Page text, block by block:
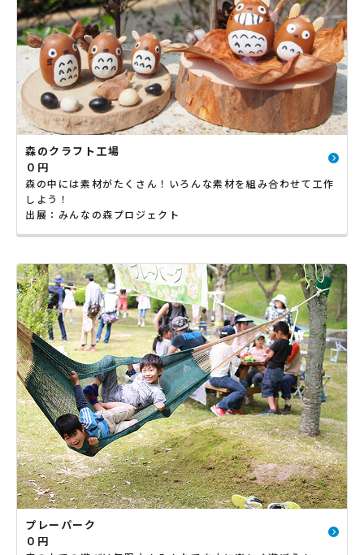
森のクラフト工場
０円
森の中には素材がたくさん！いろんな素材を組み合わせて工作
しよう！
出展：みんなの森プロジェクト
プレーパーク
０円